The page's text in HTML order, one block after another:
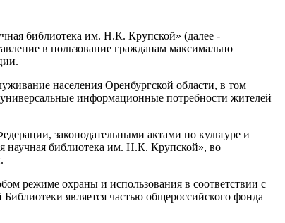
библиотека им. Н.К. Крупской» (далее -
в пользование гражданам максимально
населения Оренбургской области, в том
универсальные информационные потребности жителей
законодательными актами по культуре и
научная библиотека им. Н.К. Крупской», во
режиме охраны и использования в соответствии с
является частью общероссийского фонда